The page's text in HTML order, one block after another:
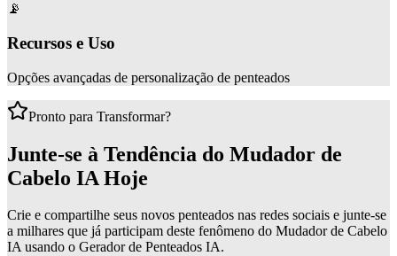
📡
Recursos e Uso
Opções avançadas de personalização de penteados
Pronto para Transformar?
Junte-se à Tendência do Mudador de
Cabelo IA Hoje
Crie e compartilhe seus novos penteados nas redes sociais e junte-se
a milhares que já participam deste fenômeno do Mudador de Cabelo
IA usando o Gerador de Penteados IA.